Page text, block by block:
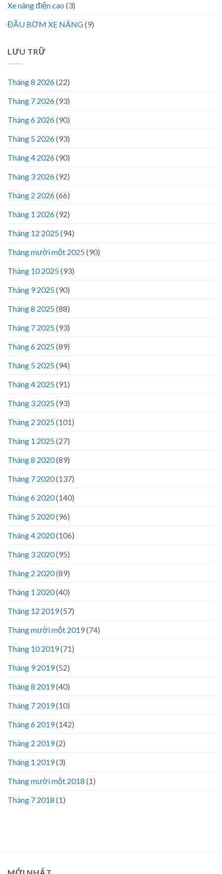
Xe nâng điện cao (3)
ĐẦU BƠM XE NÂNG(9)
LƯU TRỮ
Tháng 8 2026(22)
Tháng 7 2026(93)
Tháng 6 2026(90)
Tháng 5 2026(93)
Tháng 4 2026(90)
Tháng 3 2026(92)
Tháng 2 2026(66)
Tháng 1 2026(92)
Tháng 12 2025(94)
Tháng mười một 2025(90)
Tháng 10 2025(93)
Tháng 9 2025(90)
Tháng 8 2025(88)
Tháng 7 2025(93)
Tháng 6 2025(89)
Tháng 5 2025(94)
Tháng 4 2025(91)
Tháng 3 2025(93)
Tháng 2 2025(101)
Tháng 1 2025(27)
Tháng 8 2020(89)
Tháng 7 2020(137)
Tháng 6 2020(140)
Tháng 5 2020(96)
Tháng 4 2020(106)
Tháng 3 2020(95)
Tháng 2 2020(89)
Tháng 1 2020(40)
Tháng 12 2019(57)
Tháng mười một 2019(74)
Tháng 10 2019(71)
Tháng 9 2019(52)
Tháng 8 2019(40)
Tháng 7 2019(10)
Tháng 6 2019(142)
Tháng 2 2019(2)
Tháng 1 2019(3)
Tháng mười một 2018 (1)
Tháng 7 2018 (1)
MỚI NHẤT